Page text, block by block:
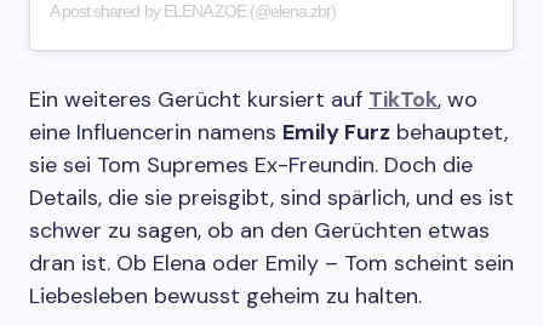
A post shared by ELENA ZOE (@elena.zbt)
Ein weiteres Gerücht kursiert auf TikTok, wo
eine Influencerin namens Emily Furz behauptet,
sie sei Tom Supremes Ex-Freundin. Doch die
Details, die sie preisgibt, sind spärlich, und es ist
schwer zu sagen, ob an den Gerüchten etwas
dran ist. Ob Elena oder Emily – Tom scheint sein
Liebesleben bewusst geheim zu halten.